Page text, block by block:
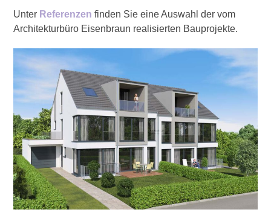
Unter Referenzen finden Sie eine Auswahl der vom
Architekturbüro Eisenbraun realisierten Bauprojekte.